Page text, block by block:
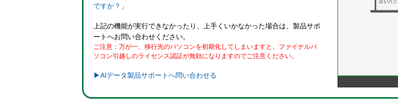
ですか？」
上記の機能が実行できなかったり、上手くいかなかった場合は、製品サポ
ートへお問い合わせください。
ご注意：万が一、移行先のパソコンを初期化してしまいますと、ファイナルパ
ソコン引越しのライセンス認証が無効になりますのでご注意ください。
▶AIデータ製品サポートへ問い合わせる